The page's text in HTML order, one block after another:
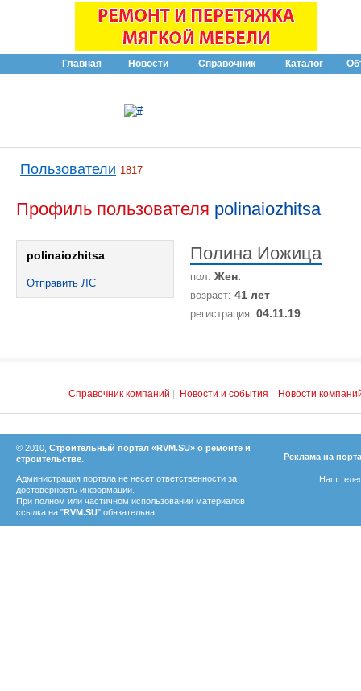
Главная Новости Справочник Каталог
Пользователи 1817
Профиль пользователя polinaiozhitsa
polinaiozhitsa
Отправить ЛС
Полина Иожица
пол: Жен.
возраст: 41 лет
регистрация: 04.11.19
Справочник компаний Новости и события Новости
© 2010, Строительный портал «RVM.SU» о ремонте и
строительстве.
Администрация портала не несет ответственности за
достоверность информации.
При полном или частичном использовании материалов
ссылка на "RVM.SU" обязательна.
Реклама на
Наш